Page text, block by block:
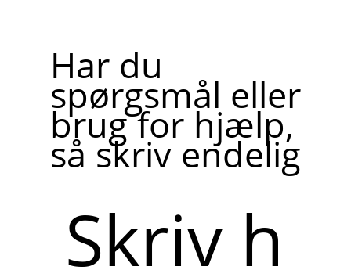
Har du
spørgsmål eller
brug for hjælp,
så skriv endelig
her